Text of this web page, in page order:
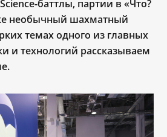
баттлы, партии в «Что?
необычный шахматный
темах одного из главных
и технологий рассказываем